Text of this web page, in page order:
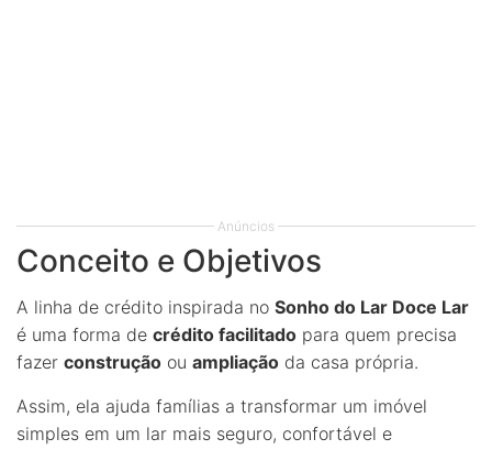
Anúncios
Conceito e Objetivos
A linha de crédito inspirada no Sonho do Lar Doce Lar
é uma forma de crédito facilitado para quem precisa
fazer construção ou ampliação da casa própria.
Assim, ela ajuda famílias a transformar um imóvel
simples em um lar mais seguro, confortável e